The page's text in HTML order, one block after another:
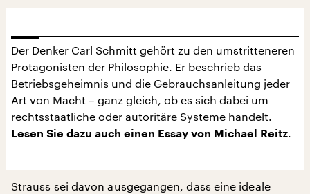
Der Denker Carl Schmitt gehört zu den umstritteneren
Protagonisten der Philosophie. Er beschrieb das
Betriebsgeheimnis und die Gebrauchsanleitung jeder
Art von Macht – ganz gleich, ob es sich dabei um
rechtsstaatliche oder autoritäre Systeme handelt.
Lesen Sie dazu auch einen Essay von Michael Reitz.
Strauss sei davon ausgegangen, dass eine ideale